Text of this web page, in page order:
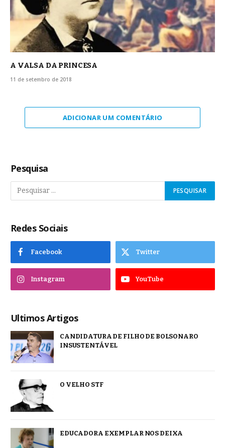
A VALSA DA PRINCESA
11 de setembro de 2018
ADICIONAR UM COMENTÁRIO
Pesquisa
Redes Sociais
Facebook Twitter
Instagram YouTube
Ultimos Artigos
CANDIDATURA DE FILHO DE BOLSONARO
INSUSTENTÁVEL
O VELHO STF
EDUCADORA EXEMPLAR NOS DEIXA